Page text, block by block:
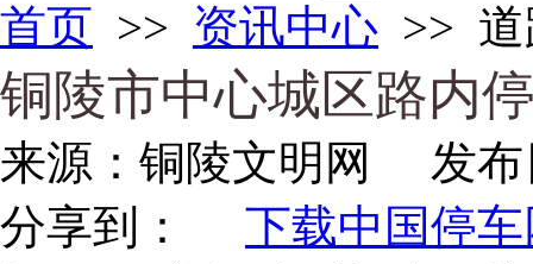
首页 >> 资讯中心 >>
铜陵市中心城区路内
来源： 铜陵文明网
发布
分享到：
下载中国停车